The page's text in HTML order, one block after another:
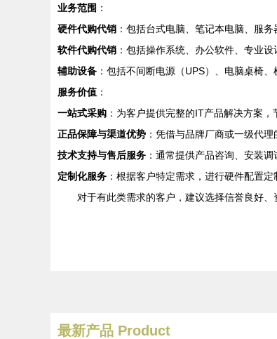
业务范围 ：
硬件代购代销 ：包括台式电脑、笔记本电脑、服
软件代购代销 ：包括操作系统、办公软件、专业
辅助设备 ：包括不间断电源（UPS）、电脑桌椅
服务价值 ：
一站式采购 ：为客户提供完整的IT产品解决方案
正品保障与渠道优势 ：凭借与品牌厂商或一级代
技术支持与售后服务 ：通常提供产品咨询、安装
定制化服务 ：根据客户特定需求，进行硬件配置定
对于有此类需求的客户，建议选择信誉良好
最新产品 Product